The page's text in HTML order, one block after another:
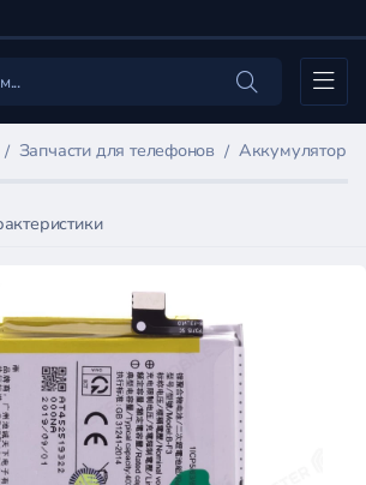
Запчасти для телефонов Аккумуляторы